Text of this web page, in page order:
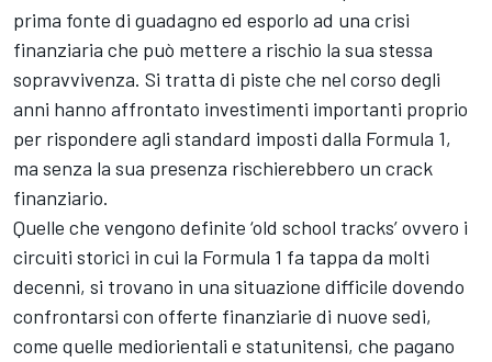
prima fonte di guadagno ed esporlo ad una crisi
finanziaria che può mettere a rischio la sua stessa
sopravvivenza. Si tratta di piste che nel corso degli
anni hanno affrontato investimenti importanti proprio
per rispondere agli standard imposti dalla Formula 1,
ma senza la sua presenza rischierebbero un crack
finanziario.
Quelle che vengono definite ‘old school tracks’ ovvero i
circuiti storici in cui la Formula 1 fa tappa da molti
decenni, si trovano in una situazione difficile dovendo
confrontarsi con offerte finanziarie di nuove sedi,
come quelle mediorientali e statunitensi, che pagano